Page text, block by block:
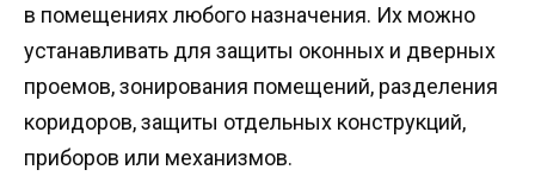
в помещениях любого назначения. Их можно
устанавливать для защиты оконных и дверных
проемов, зонирования помещений, разделения
коридоров, защиты отдельных конструкций,
приборов или механизмов.